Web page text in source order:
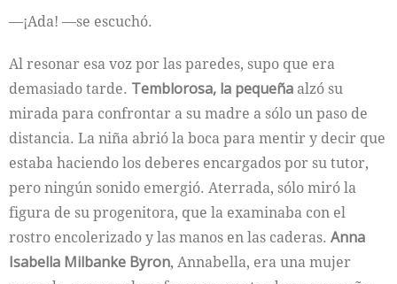
—¡Ada! —se escuchó.
Al resonar esa voz por las paredes, supo que era
demasiado tarde. Temblorosa, la pequeña alzó su
mirada para confrontar a su madre a sólo un paso de
distancia. La niña abrió la boca para mentir y decir que
estaba haciendo los deberes encargados por su tutor,
pero ningún sonido emergió. Aterrada, sólo miró la
figura de su progenitora, que la examinaba con el
rostro encolerizado y las manos en las caderas. Anna
Isabella Milbanke Byron, Annabella, era una mujer